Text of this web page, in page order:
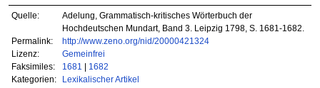
Quelle:
Adelung, Grammatisch-kritisches Wörterbuch der
Hochdeutschen Mundart, Band 3. Leipzig 1798, S. 1681-1682.
Permalink:
http://www.zeno.org/nid/20000421324
Lizenz:
Gemeinfrei
Faksimiles:
1681 | 1682
Kategorien:
Lexikalischer Artikel